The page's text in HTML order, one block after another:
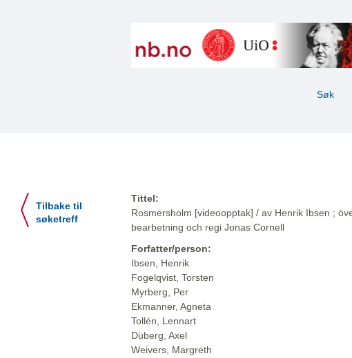
Søk
Tilbake til
søketreff
Tittel:
Rosmersholm [videoopptak] / av Henrik Ibsen ;
bearbetning och regi Jonas Cornell
Forfatter/person:
Ibsen, Henrik
Fogelqvist, Torsten
Myrberg, Per
Ekmanner, Agneta
Tollén, Lennart
Düberg, Axel
Weivers, Margreth